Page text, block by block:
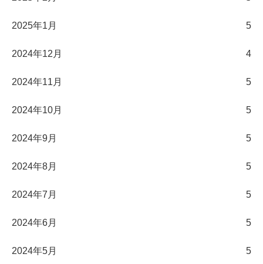
2025年1月 5
2024年12月 4
2024年11月 5
2024年10月 5
2024年9月 5
2024年8月 5
2024年7月 5
2024年6月 5
2024年5月 5